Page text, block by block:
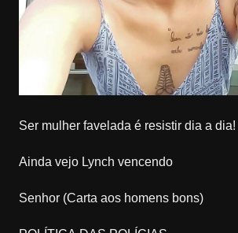
Ser mulher favelada é resistir dia a dia!
Ainda vejo Lynch vencendo
Senhor (Carta aos homens bons)